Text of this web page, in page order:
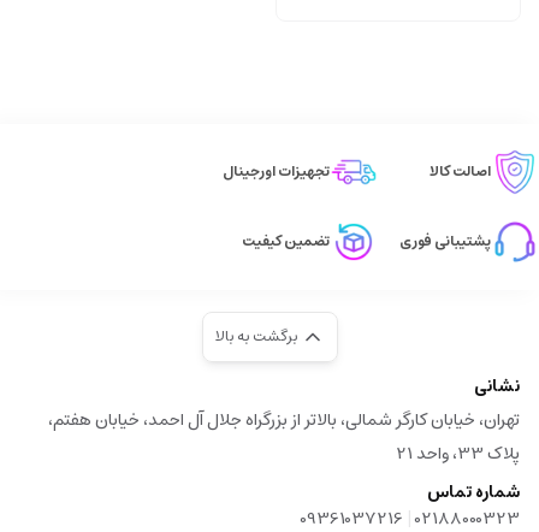
اصالت کالا تجهیزات اورجینال
پشتیبانی فوری تضمین کیفیت
برگشت به بالا
نشانی
تهران، خیابان کارگر شمالی، بالاتر از بزرگراه جلال آل احمد، خیابان هفتم،
پلاک 33، واحد 21
شماره تماس
02188000323
|
09361037216